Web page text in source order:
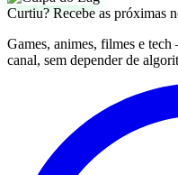
Curtiu? Recebe as próximas
Games, animes, filmes e
canal, sem depender de